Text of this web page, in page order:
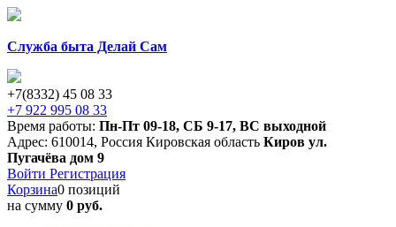
Служба быта Делай Сам
+7(8332) 45 08 33
+7 922 995 08 33
Время работы: Пн-Пт 09-18, СБ 9-17, ВС выходной
Адрес: 610014, Россия Кировская область Киров ул.
Пугачёва дом 9
Войти Регистрация
Корзина0 позиций
на сумму 0 руб.